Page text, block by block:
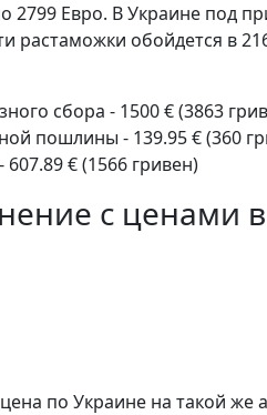
2799 Евро. В Украине под
растаможки обойдется в
сбора - 1500 € (3863
пошлины - 139.95 € (360
607.89 € (1566 гривен)
с ценами
по Украине на такой же